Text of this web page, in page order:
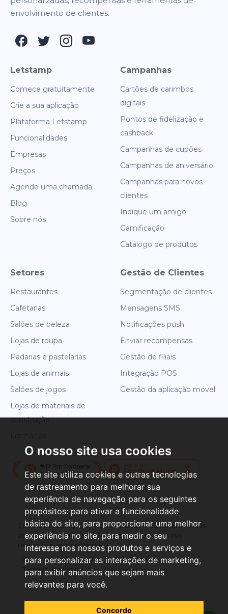
O nosso site usa cookies
Este site utiliza cookies e outras tecnologias
de rastreamento para melhorar sua
experiência de navegação para os seguintes
propósitos: para ativar a funcionalidade
básica do site, para proporcionar uma melhor
experiência no site, para medir o seu
interesse nos nossos produtos e serviços e
para personalizar as interações de marketing,
para exibir anúncios que sejam mais
relevantes para você.
Concordo
envolvimento de clientes.
Letstamp
Comece gratuitamente
Crie a sua aplicação
Plataforma Letstamp
Funcionalidades
Empresas
Preços
Agende uma chamada
Blog
Sobre nós
Campanhas
Cartões de carimbos
digitais
Pontos de fidelização e
cashback
Campanhas de cupões
Campanhas de aniversário
Campanhas para novos
clientes
Indique um amigo
Gamificação
Catálogo de produtos
Setores
Restaurantes
Cafetarias
Salões de beleza
Lojas de roupa
Padarias e pastelarias
Lojas de animais
Salões de jogos
Lojas de materiais de
construção
Gestão de Clientes
Segmentação de clientes
Mensagens SMS
Notificações push
Enviar recompensas
Gestão de filiais
Integração POS
Gestão da aplicação móvel
2026 ©Letstamp. Todos os direitos reservados. Todas
as marcas registadas são propriedade dos seus
respetivos proprietários.
Iniciar Sessão
Política de Privacidade
Termos de Utilização
Preferências de Cookies